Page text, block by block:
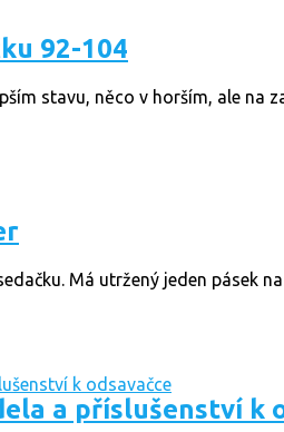
92-104
stavu, něco v horším, ale na
Má utržený jeden pásek
a příslušenství k